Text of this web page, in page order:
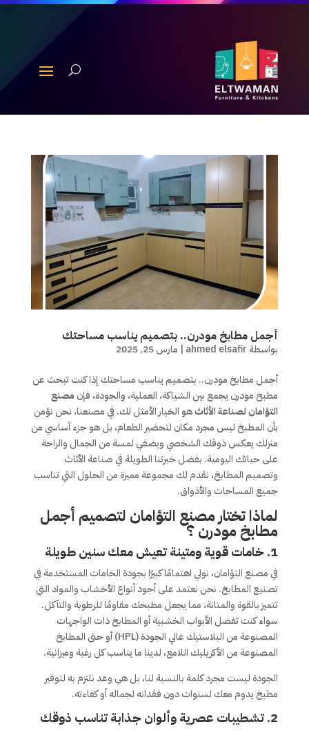
أجمل مطابخ مودرن.. بتصميم يناسب مساحتك
بواسطة ahmed elsafir
| مارس 25, 2025
أجمل مطابخ مودرن.. بتصميم يناسب مساحتك إذا كنت تبحث عن
مطبخ مودرن يجمع بين الشياكة، العملية، والجودة، فإن مصنع
التؤامان لصناعة الأثاثهو الخيار الأمثل لك. في مصنعنا، نحن نؤمن
بأن المطبخ ليس مجرد مكان لتحضير الطعام، بل هو جزء أساسي من
منزلك يعكس ذوقك الشخصي ويضفي لمسة من الجمال والراحة
على حياتك اليومية. بفضل خبرتنا الطويلة في صناعة الأثاث
وتصميم المطابخ، نقدم لك مجموعة مميزة من الحلول التي تناسب
جميع المساحات والأذواق.
لماذا تختار مصنع التؤامان لتصميم أجمل
مطابخ مودرن ؟
1. خامات قوية ومتينة تعيش معك سنين طويلة
في مصنع التؤامان، نولي اهتمامًا كبيرًا بجودة الخامات المستخدمة في
تصنيع المطابخ. نحن نعتمد على أجود أنواع الأخشاب والمواد التي
تتميز بالقوة والمتانة، مما يجعل مطبخك مقاومًا للرطوبة والتآكل.
سواء كنت تفضل الأبواب الخشبية أو المطابخ ذات الواجهات
المصنوعة من البلاستيك عالي الجودة (HPL) أو حتى المطابخ
المصنوعة من الأكريليك اللامع، لدينا ما يناسب كل رغبة وميزانية.
الجودة ليست مجرد كلمة بالنسبة لنا، بل هي وعد نلتزم به لتوفير
مطبخ يدوم معك لسنوات دون فقدانه لجماله أو كفاءته.
2. تشطيبات عصرية وألوان جذابة تناسب ذوقك